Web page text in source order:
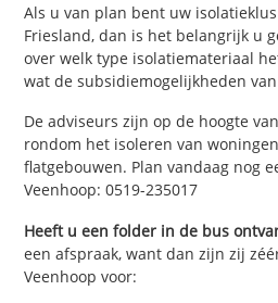
Als u van plan bent uw
Friesland, dan is het belangrijk u
over welk type isolatiemateriaal
wat de subsidiemogelijkheden
De adviseurs zijn op de hoogte
rondom het isoleren van
flatgebouwen. Plan vandaag nog
Veenhoop: 0519-235017
Heeft u een folder in de bus
een afspraak, want dan zijn zij
Veenhoop voor: